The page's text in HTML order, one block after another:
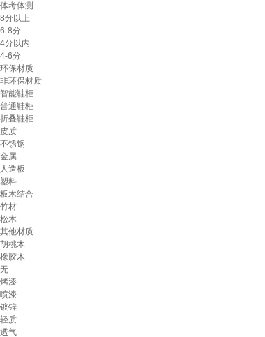
体考体测
8分以上
6-8分
4分以内
4-6分
环保材质
非环保材质
智能鞋柜
普通鞋柜
折叠鞋柜
皮质
不锈钢
金属
人造板
塑料
板木结合
竹材
松木
其他材质
胡桃木
橡胶木
无
烤漆
喷漆
镀锌
轻质
透气